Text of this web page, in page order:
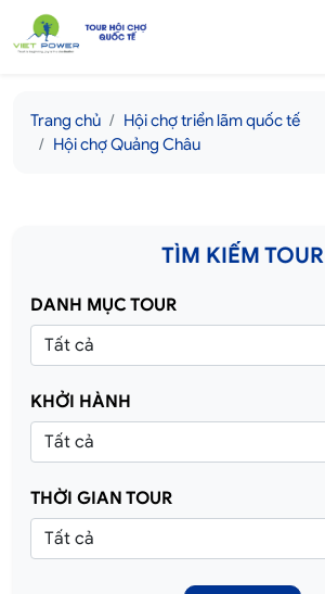
Trang chủ
Hội chợ triển lãm quốc tế
Hội chợ Quảng Châu
TÌM KIẾM TOUR
DANH MỤC TOUR
KHỞI HÀNH
THỜI GIAN TOUR